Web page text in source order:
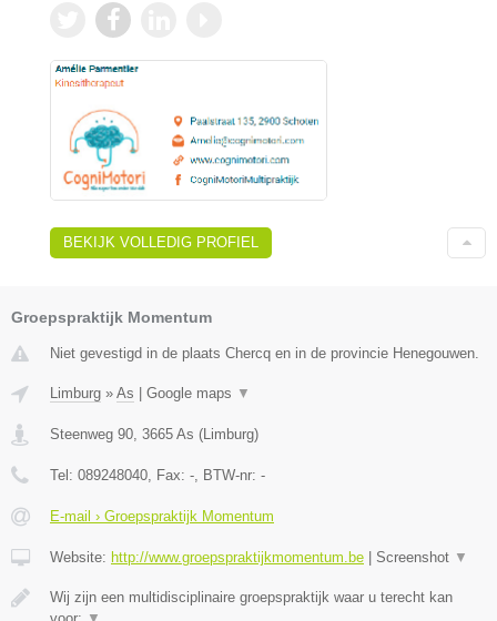
BEKIJK VOLLEDIG PROFIEL
Groepspraktijk Momentum
Niet gevestigd in de plaats Chercq en in de provincie Henegouwen.
Limburg » As Google maps ▼
Steenweg 90 3665 As ( Limburg)
Tel: 089248040 , Fax: - , BTW-nr: -
E-mail › Groepspraktijk Momentum
Website: http://www.groepspraktijkmomentum.be Screenshot ▼
Wij zijn een multidisciplinaire groepspraktijk waar u terecht kan